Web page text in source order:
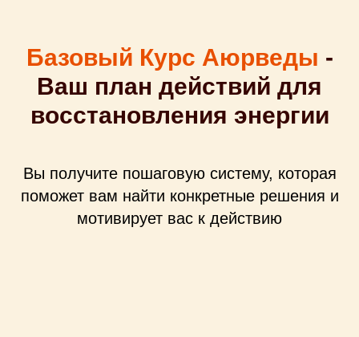
Базовый Курс Аюрведы -
Ваш план действий для
восстановления энергии
Вы получите пошаговую систему, которая
поможет вам найти конкретные решения и
мотивирует вас к действию